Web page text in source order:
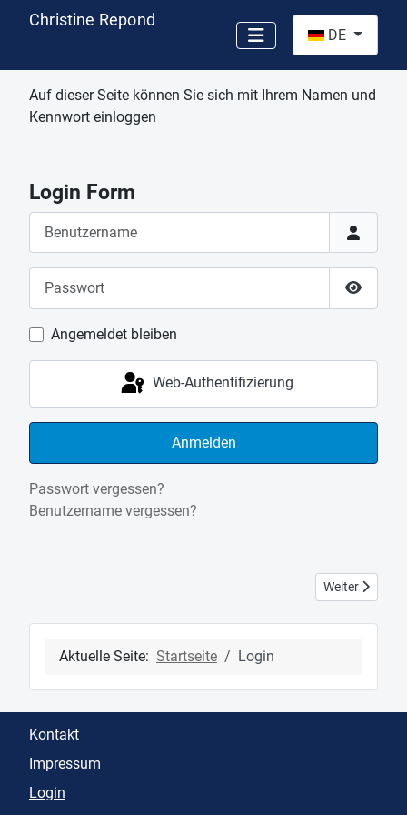
Christine Repond
DE
Auf dieser Seite können Sie sich mit Ihrem Namen und
Kennwort einloggen
Login Form
Angemeldet bleiben
Web-Authentifizierung
Anmelden
Passwort vergessen?
Benutzername vergessen?
Nächster
Weiter
Aktuelle Seite: Startseite Login
Kontakt
Impressum
Login